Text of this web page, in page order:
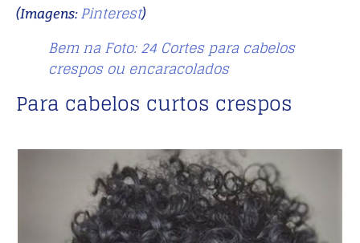
(Imagens:Pinterest)
Bem na Foto: 24 Cortes para cabelos
crespos ou encaracolados
Para cabelos curtos crespos